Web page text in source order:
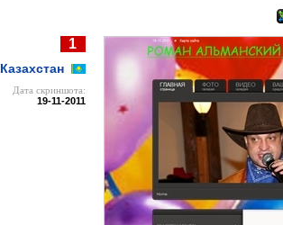
1
Казахстан
Дата cкриншота:
19-11-2011